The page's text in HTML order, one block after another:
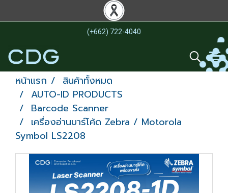
(+662) 722-4040
หน้าแรก
สินค้าทั้งหมด
AUTO-ID PRODUCTS
Barcode Scanner
เครื่องอ่านบาร์โค้ด Zebra / Motorola
Symbol LS2208